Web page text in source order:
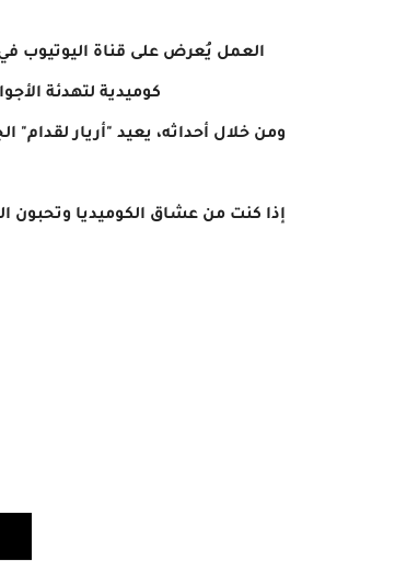
العمل يُعرض على قناة اليوتيوب في
كوميدية لتهدئة
ومن خلال أحداثه، يعيد "أريار
إذا كنت من عشاق الكوميديا وتحبون